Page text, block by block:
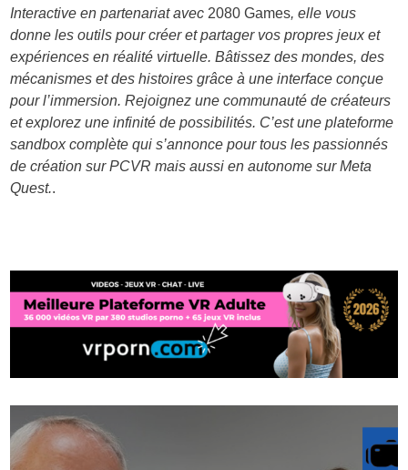
Interactive en partenariat avec 2080 Games, elle vous
donne les outils pour créer et partager vos propres jeux et
expériences en réalité virtuelle. Bâtissez des mondes, des
mécanismes et des histoires grâce à une interface conçue
pour l’immersion. Rejoignez une communauté de créateurs
et explorez une infinité de possibilités. C’est une plateforme
sandbox complète qui s’annonce pour tous les passionnés
de création sur PCVR mais aussi en autonome sur Meta
Quest..